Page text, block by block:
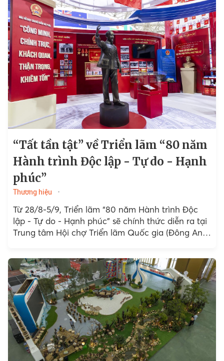
“Tất tần tật” về Triển lãm “80 năm
Hành trình Độc lập - Tự do - Hạnh
phúc”
Thương hiệu
Từ 28/8-5/9, Triển lãm “80 năm Hành trình Độc
lập - Tự do - Hạnh phúc” sẽ chính thức diễn ra tại
Trung tâm Hội chợ Triển lãm Quốc gia (Đông Anh,